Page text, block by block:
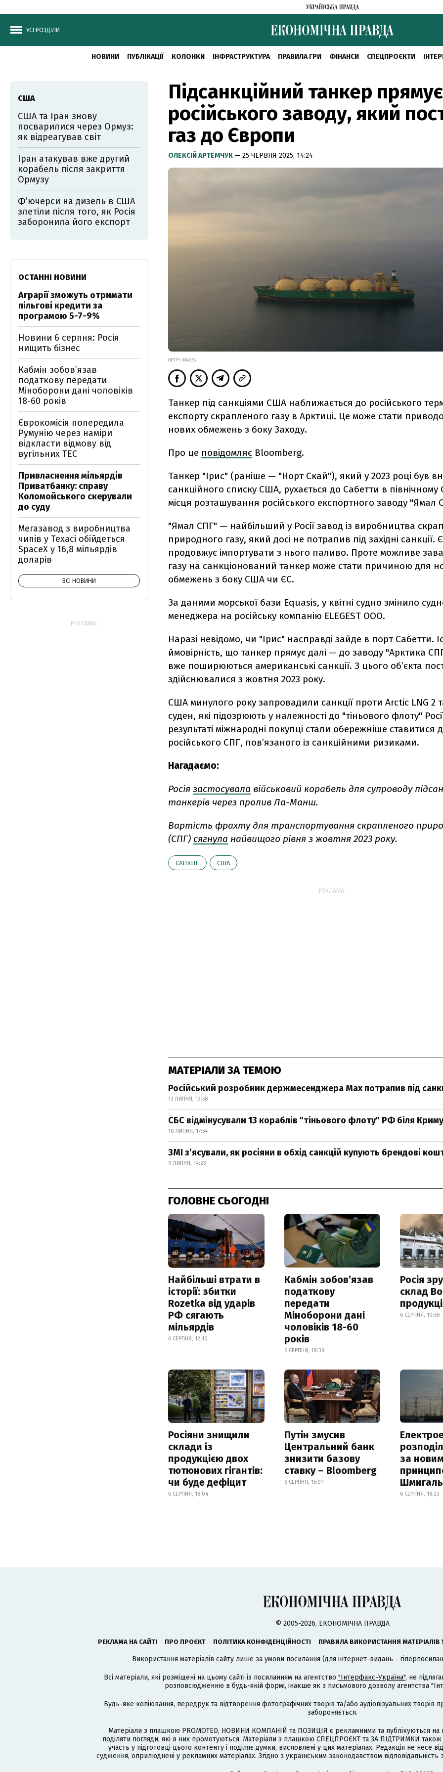
УСІ РОЗДІЛИ
НОВИНИ ПУБЛІКАЦІЇ КОЛОНКИ ІНФРАСТРУКТУРА ПРАВИЛА ГРИ ФІНАНСИ СПЕЦПРОЄКТИ
Підсанкційний танкер
російського заводу, який
газ до Європи
ОЛЕКСІЙ АРТЕМЧУК — 25 ЧЕРВНЯ 2025, 14:24
GETTY IMAGES
Танкер під санкціями США наближається до російського
експорту скрапленого газу в Арктиці. Це може стати
нових обмежень з боку Заходу.
Про це повідомляє Bloomberg.
Танкер "Ірис" (раніше — "Норт Скай"), який у 2023 році був
санкційного списку США, рухається до Сабетти в північному
місця розташування російського експортного заводу "Ямал
"Ямал СПГ" — найбільший у Росії завод із виробництва
природного газу, який досі не потрапив під західні санкції.
продовжує імпортувати з нього паливо. Проте можливе
газу на санкціонований танкер може стати причиною для
обмежень з боку США чи ЄС.
За даними морської бази Equasis, у квітні судно змінило
менеджера на російську компанію ELEGEST OOO.
Наразі невідомо, чи "Ірис" насправді зайде в порт Сабетти.
ймовірність, що танкер прямує далі — до заводу "Арктика
вже поширюються американські санкції. З цього об’єкта
здійснювалися з жовтня 2023 року.
США минулого року запровадили санкції проти Arctic LNG 2
суден, які підозрюють у належності до "тіньового флоту"
результаті міжнародні покупці стали обережніше ставитися
російського СПГ, пов’язаного із санкційними ризиками.
Нагадаємо:
Росія застосувала військовий корабель для супроводу
танкерів через пролив Ла-Манш.
Вартість фрахту для транспортування скрапленого
(СПГ) сягнула найвищого рівня з жовтня 2023 року.
САНКЦІЇ США
РЕКЛАМА:
МАТЕРІАЛИ ЗА ТЕМОЮ
Російський розробник держмесенджера Max потрапив під
13 ЛИПНЯ, 13:58
СБС відмінусували 13 кораблів "тіньового флоту" РФ біля Криму
10 ЛИПНЯ, 17:54
ЗМІ з’ясували, як росіяни в обхід санкцій купують брендові
9 ЛИПНЯ, 14:23
ГОЛОВНЕ СЬОГОДНІ
Найбільші втрати в
історії: збитки
Rozetka від ударів
РФ сягають
мільярдів
6 СЕРПНЯ, 12:10
Кабмін зобовʼязав
податкову
передати
Міноборони дані
чоловіків 18-60
років
6 СЕРПНЯ, 19:39
Росія
склад
6 СЕРПНЯ, 10:50
Росіяни знищили
склади із
продукцією двох
тютюнових гігантів:
чи буде дефіцит
6 СЕРПНЯ, 18:04
Путін змусив
Центральний банк
знизити базову
ставку – Bloomberg
6 СЕРПНЯ, 15:07
за
Шмигаль
6 СЕРПНЯ, 18:23
США
США та Іран знову
посварилися через Ормуз:
як відреагував світ
Іран атакував вже другий
корабель після закриття
Ормузу
Фʼючерси на дизель в США
злетіли після того, як Росія
заборонила його експорт
ОСТАННІ НОВИНИ
Аграрії зможуть отримати
пільгові кредити за
програмою 5-7-9%
Новини 6 серпня: Росія
нищить бізнес
Кабмін зобовʼязав
податкову передати
Міноборони дані чоловіків
18-60 років
Єврокомісія попередила
Румунію через наміри
відкласти відмову від
вугільних ТЕС
Привласнення мільярдів
Приватбанку: справу
Коломойського скерували
до суду
Мегазавод з виробництва
чипів у Техасі обійдеться
SpaceX у 16,8 мільярдів
доларів
ВСІ НОВИНИ
РЕКЛАМА:
© 2005-2026, ЕКОНОМІЧНА ПРАВДА
РЕКЛАМА НА САЙТІ ПРО ПРОЄКТ ПОЛІТИКА КОНФІДЕНЦІЙНОСТІ ПРАВИЛА ВИКОРИСТАННЯ МАТЕРІАЛІВ
Використання матеріалів сайту лише за умови посилання (для інтернет-видань -
Всі матеріали, які розміщені на цьому сайті із посиланням на агентство "Інтерфакс-Україна", не
розповсюдженню в будь-якій формі, інакше як з письмового дозволу агентства
Будь-яке копіювання, передрук та відтворення фотографічних творів та/або аудіовізуальних
забороняється.
Матеріали з плашкою PROMOTED, НОВИНИ КОМПАНІЙ та ПОЗИЦІЯ є рекламними та публікуються на
поділяти погляди, які в них промотуються. Матеріали з плашкою СПЕЦПРОЄКТ та ЗА ПІДТРИМКИ
участь у підготовці цього контенту і поділяє думки, висловлені у цих матеріалах. Редакція не несе
судження, оприлюднені у рекламних матеріалах. Згідно з українським законодавством